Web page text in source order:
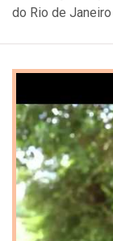
do Rio de Janeiro